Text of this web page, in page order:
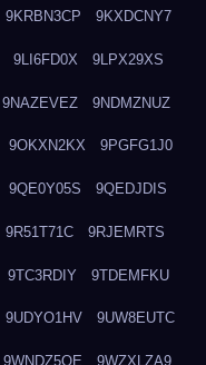
9KRBN3CP 9KXDCNY7
9LI6FD0X 9LPX29XS
9NAZEVEZ 9NDMZNUZ
9OKXN2KX 9PGFG1J0
9QE0Y05S 9QEDJDIS
9R51T71C 9RJEMRTS
9TC3RDIY 9TDEMFKU
9UDYO1HV 9UW8EUTC
9WNDZ5OE 9WZXLZA9